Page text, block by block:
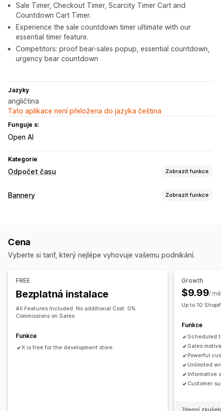
Sale Timer, Checkout Timer, Scarcity Timer Cart and
Countdown Cart Timer.
Experience the sale countdown timer ultimate with our
essential timer feature.
Competitors: proof bear-sales popup, essential countdown,
urgency bear countdown
Jazyky
angličtina
Tato aplikace není přeložena do jazyka čeština
Funguje s:
Open AI
Kategorie
Odpočet času Zobrazit funkce
Možnosti zobrazení
Vstupní stránky
Opakované
Na základě událostí
Resetování při každé návštěvě
Pevné koncové datum
Časované relace
Typ časovače
Denní výhodné nabídky Bleskové výprodeje
Datum vypršení platnosti
Uvedení produktu
Spuštění obchodu
Bannery Zobrazit funkce
Responzivní design pro mobilní zařízení
Cílení na chování
Analytika a vykazování
A/​B testování
Cena
Vyberte si tarif, který nejlépe vyhovuje vašemu podnikání.
FREE
Bezplatná instalace
All Features Included. No additional Cost. 0%
Commissions on Sales
Funkce
It is free for the development store.
Growth
$9.99/
Up to 10
Funkce
Scheduled
Sales
Powerful
Unlimited
Informative
Customer